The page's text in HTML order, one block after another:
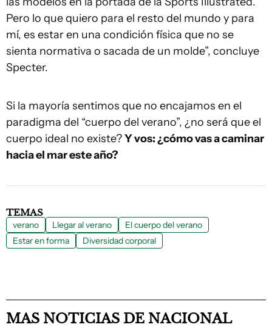
Pero lo que quiero para el resto del mundo y para
mí, es estar en una condición física que no se
sienta normativa o sacada de un molde”, concluye
Specter.
Si la mayoría sentimos que no encajamos en el
paradigma del “cuerpo del verano”, ¿no será que el
cuerpo ideal no existe?Y vos: ¿cómo vas a caminar
hacia el mar este año?
TEMAS
verano Llegar al verano
El cuerpo del verano
Estar en forma
Diversidad corporal
MAS NOTICIAS DE NACIONAL